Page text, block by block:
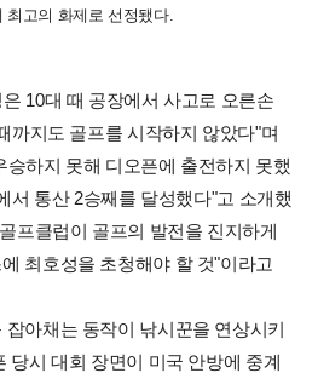
최고의 화제로 선정됐다.
10대 때 공장에서 사고로 오른손
까지도 골프를 시작하지 않았다"며
하지 못해 디오픈에 출전하지 못했
서 통산 2승째를 달성했다"고 소개했
프클럽이 골프의 발전을 진지하게
최호성을 초청해야 할 것"이라고
아채는 동작이 낚시꾼을 연상시키
당시 대회 장면이 미국 안방에 중계